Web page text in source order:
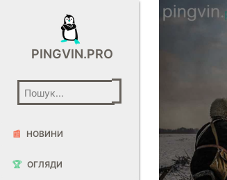
PINGVIN.PRO
📰 НОВИНИ
🏆 ОГЛЯДИ